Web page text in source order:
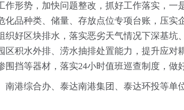
形势，加快问题整改，抓好工作落实，一
化品种类、储量、存放点位专项台账，压
织好区块排水，落实恶劣天气情况下深基
区积水外排、涝水抽排处置能力，提升应
挡等器材，落实24小时值班巡查制度，做
南港综合办、泰达南港集团、泰达环投等单